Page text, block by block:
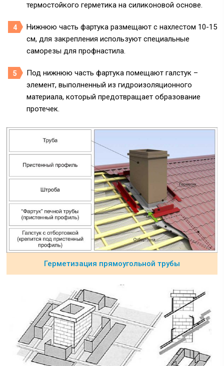
термостойкого герметика на силиконовой основе.
Нижнюю часть фартука размещают с нахлестом 10-15
см, для закрепления используют специальные
саморезы для профнастила.
Под нижнюю часть фартука помещают галстук –
элемент, выполненный из гидроизоляционного
материала, который предотвращает образование
протечек.
Герметизация прямоугольной трубы